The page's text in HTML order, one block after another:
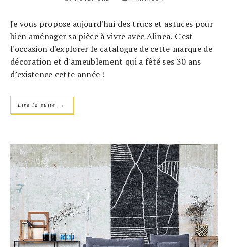
Je vous propose aujourd'hui des trucs et astuces pour
bien aménager sa pièce à vivre avec Alinea. C'est
l'occasion d'explorer le catalogue de cette marque de
décoration et d'ameublement qui a fêté ses 30 ans
d’existence cette année !
Lire la suite →